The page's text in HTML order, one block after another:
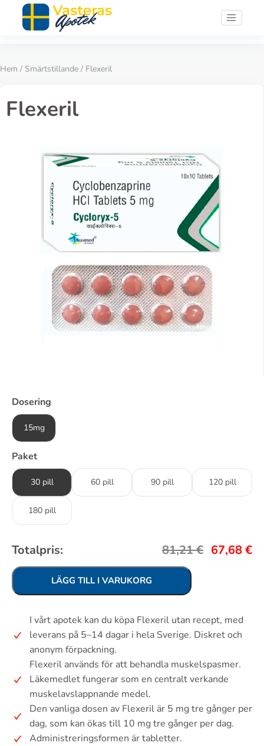
Hem / Smärtstillande / Flexeril
Flexeril
Dosering
15mg
Paket
30 pill 60 pill 90 pill 120 pill
180 pill
Totalpris: 81,21€ 67,68€
LÄGG TILL I VARUKORG
I vårt apotek kan du köpa Flexeril utan recept, med
leverans på 5–14 dagar i hela Sverige. Diskret och
anonym förpackning.
Flexeril används för att behandla muskelspasmer.
Läkemedlet fungerar som en centralt verkande
muskelavslappnande medel.
Den vanliga dosen av Flexeril är 5 mg tre gånger per
dag, som kan ökas till 10 mg tre gånger per dag.
Administreringsformen är tabletter.